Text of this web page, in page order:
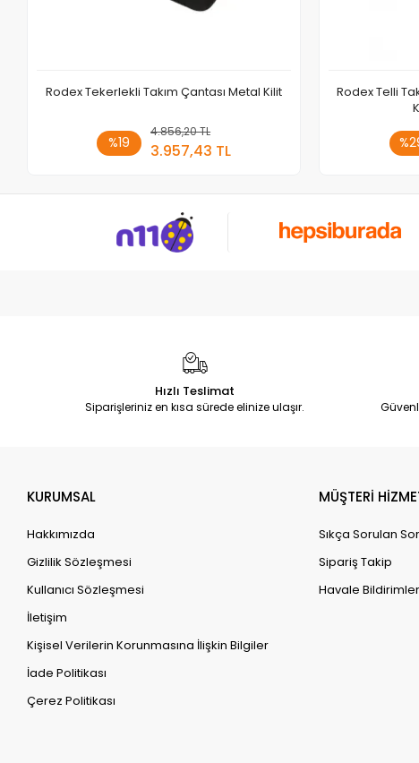
Rodex Tekerlekli Takım Çantası Metal Kilit
%19
4.856,20 TL
3.957,43 TL
Sepete Ekle
Rodex Telli
Hızlı Teslimat
Siparişleriniz en kısa sürede elinize ulaşır.
KURUMSAL
Hakkımızda
Gizlilik Sözleşmesi
Kullanıcı Sözleşmesi
İletişim
Kişisel Verilerin Korunmasına İlişkin Bilgiler
İade Politikası
Çerez Politikası
MÜŞTERİ
Sıkça Sorulan
Sipariş Takip
Havale